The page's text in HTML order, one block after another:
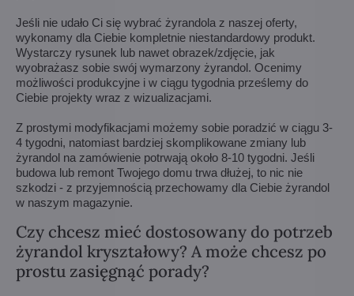
Jeśli nie udało Ci się wybrać żyrandola z naszej oferty,
wykonamy dla Ciebie kompletnie niestandardowy produkt.
Wystarczy rysunek lub nawet obrazek/zdjęcie, jak
wyobrażasz sobie swój wymarzony żyrandol. Ocenimy
możliwości produkcyjne i w ciągu tygodnia prześlemy do
Ciebie projekty wraz z wizualizacjami.
Z prostymi modyfikacjami możemy sobie poradzić w ciągu 3-
4 tygodni, natomiast bardziej skomplikowane zmiany lub
żyrandol na zamówienie potrwają około 8-10 tygodni. Jeśli
budowa lub remont Twojego domu trwa dłużej, to nic nie
szkodzi - z przyjemnością przechowamy dla Ciebie żyrandol
w naszym magazynie.
Czy chcesz mieć dostosowany do potrzeb
żyrandol kryształowy? A może chcesz po
prostu zasięgnąć porady?